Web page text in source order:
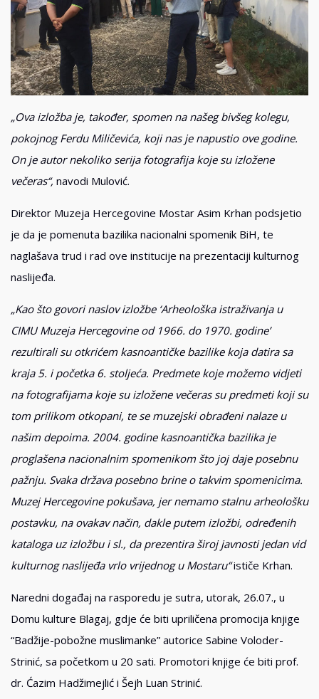
„Ova izložba je, također, spomen na našeg bivšeg kolegu,
pokojnog Ferdu Miličevića, koji nas je napustio ove godine.
On je autor nekoliko serija fotografija koje su izložene
večeras“, navodi Mulović.
Direktor Muzeja Hercegovine Mostar Asim Krhan podsjetio
je da je pomenuta bazilika nacionalni spomenik BiH, te
naglašava trud i rad ove institucije na prezentaciji kulturnog
naslijeđa.
„Kao što govori naslov izložbe ‘Arheološka istraživanja u
CIMU Muzeja Hercegovine od 1966. do 1970. godine’
rezultirali su otkrićem kasnoantičke bazilike koja datira sa
kraja 5. i početka 6. stoljeća. Predmete koje možemo vidjeti
na fotografijama koje su izložene večeras su predmeti koji su
tom prilikom otkopani, te se muzejski obrađeni nalaze u
našim depoima. 2004. godine kasnoantička bazilika je
proglašena nacionalnim spomenikom što joj daje posebnu
pažnju. Svaka država posebno brine o takvim spomenicima.
Muzej Hercegovine pokušava, jer nemamo stalnu arheološku
postavku, na ovakav način, dakle putem izložbi, određenih
kataloga uz izložbu i sl., da prezentira široj javnosti jedan vid
kulturnog naslijeđa vrlo vrijednog u Mostaru“ističe Krhan.
Naredni događaj na rasporedu je sutra, utorak, 26.07., u
Domu kulture Blagaj, gdje će biti upriličena promocija knjige
“Badžije-pobožne muslimanke” autorice Sabine Voloder-
Strinić, sa početkom u 20 sati. Promotori knjige će biti prof.
dr. Ćazim Hadžimejlić i Šejh Luan Strinić.